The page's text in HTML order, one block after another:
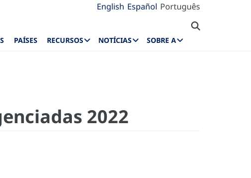
English Español Português
PAÍSES RECURSOS NOTÍCIAS SOBRE A
2022